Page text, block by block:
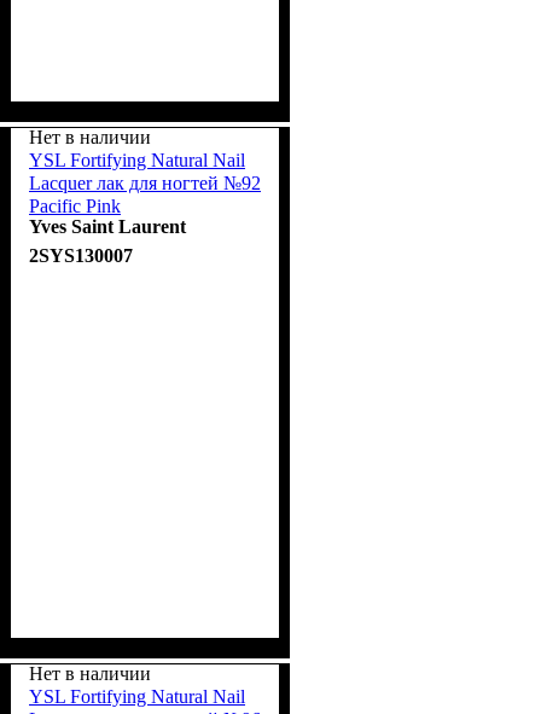
Нет в наличии
YSL Fortifying Natural Nail
Lacquer лак для ногтей №92
Pacific Pink
Yves Saint Laurent
2SYS130007
Нет в наличии
YSL Fortifying Natural Nail